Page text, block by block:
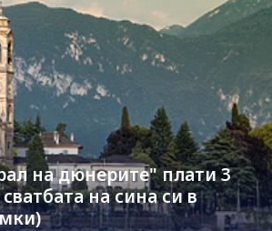
на дюнерите" плати 3
на сина си в